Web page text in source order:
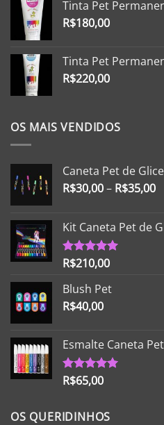
Tinta Pet
R$180,00
Tinta Pet
R$220,00
OS MAIS VENDIDOS
Caneta Pet de
R$30,00– R$35,00
Kit Caneta Pet de
Avaliação
R$210,00
Blush Pet
R$40,00
Esmalte Caneta
Avaliação
R$65,00
OS QUERIDINHOS